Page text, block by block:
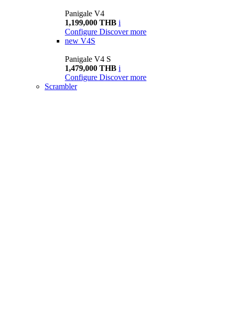
Panigale V4
1,199,000 THB i
Configure Discover more
new V4S
Panigale V4 S
1,479,000 THB i
Configure Discover more
Scrambler